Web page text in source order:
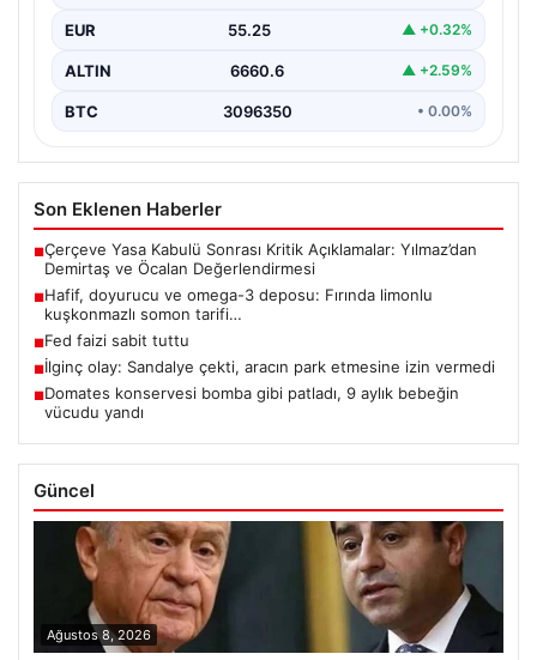
EUR 55.25 ▲ +0.32%
ALTIN 6660.6 ▲ +2.59%
BTC 3096350 • 0.00%
Son Eklenen Haberler
■Çerçeve Yasa Kabulü Sonrası Kritik Açıklamalar: Yılmaz’dan
Demirtaş ve Öcalan Değerlendirmesi
■Hafif, doyurucu ve omega-3 deposu: Fırında limonlu
kuşkonmazlı somon tarifi…
■Fed faizi sabit tuttu
■İlginç olay: Sandalye çekti, aracın park etmesine izin vermedi
■Domates konservesi bomba gibi patladı, 9 aylık bebeğin
vücudu yandı
Güncel
Ağustos 8, 2026